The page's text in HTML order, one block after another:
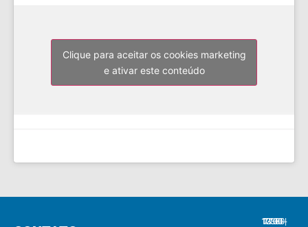
Clique para aceitar os cookies marketing
e ativar este conteúdo
7:30 - 12:00 | 13:30 - 17:30